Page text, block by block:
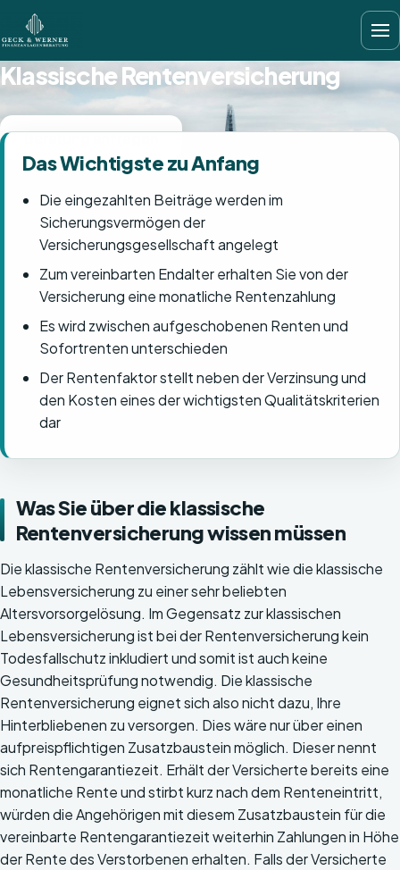
Klassische Rentenversicherung
Beratung anfragen
Das Wichtigste zu Anfang
Die eingezahlten Beiträge werden im
Sicherungsvermögen der
Versicherungsgesellschaft angelegt
Zum vereinbarten Endalter erhalten Sie von der
Versicherung eine monatliche Rentenzahlung
Es wird zwischen aufgeschobenen Renten und
Sofortrenten unterschieden
Der Rentenfaktor stellt neben der Verzinsung und
den Kosten eines der wichtigsten Qualitätskriterien
dar
Was Sie über die klassische
Rentenversicherung wissen müssen
Die klassische Rentenversicherung zählt wie die klassische
Lebensversicherung zu einer sehr beliebten
Altersvorsorgelösung. Im Gegensatz zur klassischen
Lebensversicherung ist bei der Rentenversicherung kein
Todesfallschutz inkludiert und somit ist auch keine
Gesundheitsprüfung notwendig. Die klassische
Rentenversicherung eignet sich also nicht dazu, Ihre
Hinterbliebenen zu versorgen. Dies wäre nur über einen
aufpreispflichtigen Zusatzbaustein möglich. Dieser nennt
sich Rentengarantiezeit. Erhält der Versicherte bereits eine
monatliche Rente und stirbt kurz nach dem Renteneintritt,
würden die Angehörigen mit diesem Zusatzbaustein für die
vereinbarte Rentengarantiezeit weiterhin Zahlungen in Höhe
der Rente des Verstorbenen erhalten. Falls der Versicherte